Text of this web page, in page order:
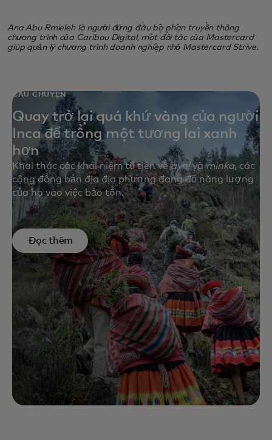
Ana Abu Rmieleh là người đứng đầu bộ phận truyền thông
chương trình của Caribou Digital, một đối tác của Mastercard
giúp quản lý chương trình doanh nghiệp nhỏ Mastercard Strive.
CÂU CHUYỆN
Quay trở lại quá khứ vàng của người
Inca để trồng một tương lai xanh
hơn
Khai thác các khái niệm tổ tiên vềaynivàminka, các
cộng đồng bản địa địa phương đang đổ năng lượng
của họ vào việc bảo tồn.
Đọc thêm